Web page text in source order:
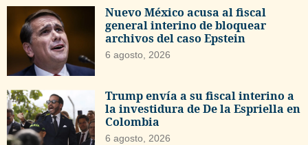
Nuevo México acusa al fiscal
general interino de bloquear
archivos del caso Epstein
6 agosto, 2026
Trump envía a su fiscal interino a
la investidura de De la Espriella en
Colombia
6 agosto, 2026